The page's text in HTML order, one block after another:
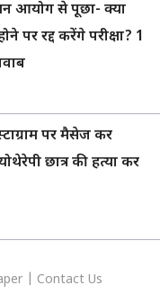
आयोग से पूछा- क्या
पर रद्द करेंगे परीक्षा? 1
पर मैसेज कर
छात्र की हत्या कर
Contact Us